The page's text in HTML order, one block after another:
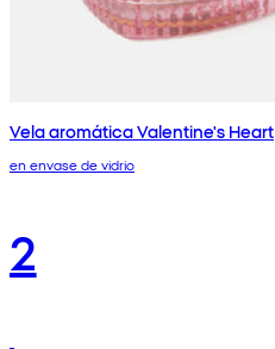
Vela aromática Valentine's Heart
en envase de vidrio
2